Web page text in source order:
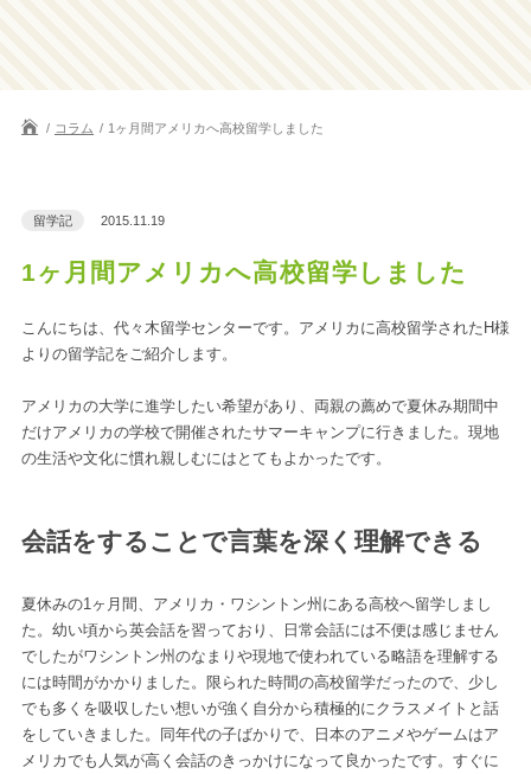
コラム 1ヶ月間アメリカへ高校留学しました
留学記 2015.11.19
1ヶ月間アメリカへ高校留学しました
こんにちは、代々木留学センターです。アメリカに高校留学されたH様
よりの留学記をご紹介します。
アメリカの大学に進学したい希望があり、両親の薦めで夏休み期間中
だけアメリカの学校で開催されたサマーキャンプに行きました。現地
の生活や文化に慣れ親しむにはとてもよかったです。
会話をすることで言葉を深く理解できる
夏休みの1ヶ月間、アメリカ・ワシントン州にある高校へ留学しまし
た。幼い頃から英会話を習っており、日常会話には不便は感じません
でしたがワシントン州のなまりや現地で使われている略語を理解する
には時間がかかりました。限られた時間の高校留学だったので、少し
でも多くを吸収したい想いが強く自分から積極的にクラスメイトと話
をしていきました。同年代の子ばかりで、日本のアニメやゲームはア
メリカでも人気が高く会話のきっかけになって良かったです。すぐに